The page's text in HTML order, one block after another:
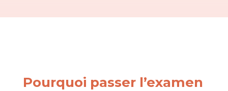
Pourquoi passer l’examen